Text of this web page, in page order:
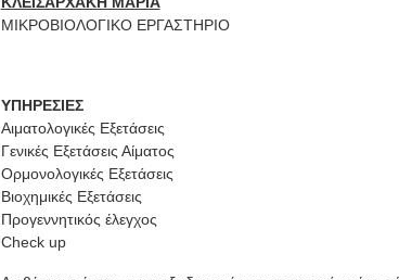
ΜΙΚΡΟΒΙΟΛΟΓΙΚΟ ΕΡΓΑΣΤΗΡΙΟ
ΥΠΗΡΕΣΙΕΣ
Αιματολογικές Εξετάσεις
Γενικές Εξετάσεις Αίματος
Ορμονολογικές Εξετάσεις
Βιοχημικές Εξετάσεις
Προγεννητικός έλεγχος
Check up